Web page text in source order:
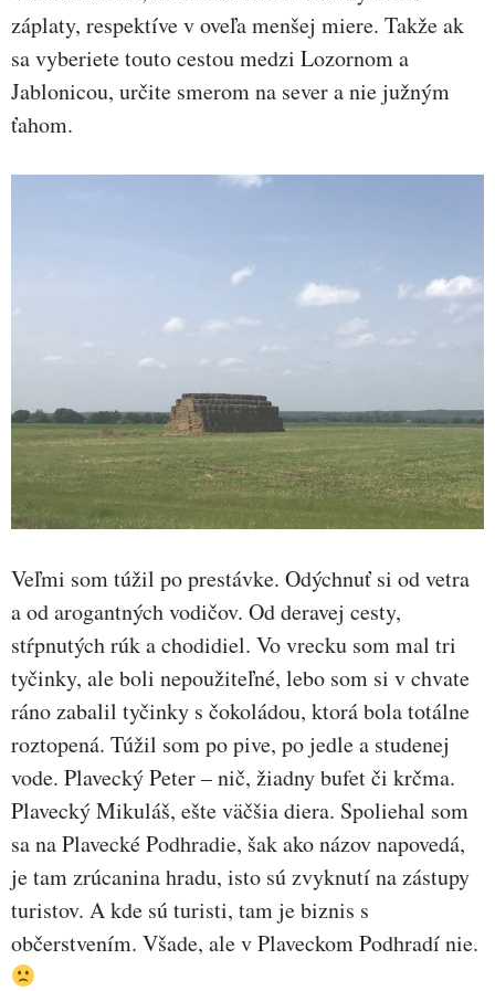
záplaty, respektíve v oveľa menšej miere. Takže ak
sa vyberiete touto cestou medzi Lozornom a
Jablonicou, určite smerom na sever a nie južným
ťahom.
Veľmi som túžil po prestávke. Odýchnuť si od vetra
a od arogantných vodičov. Od deravej cesty,
stŕpnutých rúk a chodidiel. Vo vrecku som mal tri
tyčinky, ale boli nepoužiteľné, lebo som si v chvate
ráno zabalil tyčinky s čokoládou, ktorá bola totálne
roztopená. Túžil som po pive, po jedle a studenej
vode. Plavecký Peter – nič, žiadny bufet či krčma.
Plavecký Mikuláš, ešte väčšia diera. Spoliehal som
sa na Plavecké Podhradie, šak ako názov napovedá,
je tam zrúcanina hradu, isto sú zvyknutí na zástupy
turistov. A kde sú turisti, tam je biznis s
občerstvením. Všade, ale v Plaveckom Podhradí nie.